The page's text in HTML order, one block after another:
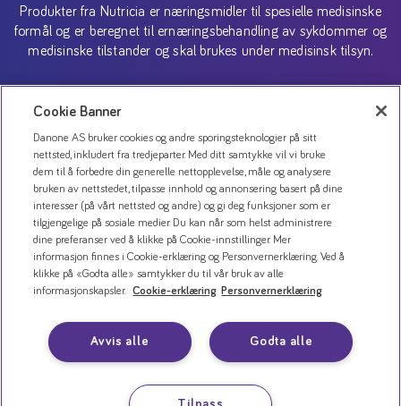
Produkter fra Nutricia er næringsmidler til spesielle medisinske
formål og er beregnet til ernæringsbehandling av sykdommer og
medisinske tilstander og skal brukes under medisinsk tilsyn.
Copyright (C) 2026 Danone AS
Kontakt oss
Bruk av informasjonskapsler
Åpenhetsloven
Cookie Banner
Danone AS bruker cookies og andre sporingsteknologier på sitt
nettsted, inkludert fra tredjeparter. Med ditt samtykke vil vi bruke
dem til å forbedre din generelle nettopplevelse, måle og analysere
bruken av nettstedet, tilpasse innhold og annonsering basert på dine
interesser (på vårt nettsted og andre) og gi deg funksjoner som er
tilgjengelige på sosiale medier. Du kan når som helst administrere
dine preferanser ved å klikke på Cookie-innstillinger. Mer
informasjon finnes i Cookie-erklæring og Personvernerklæring. Ved å
klikke på «Godta alle» samtykker du til vår bruk av alle
informasjonskapsler.
Cookie-erklæring Personvernerklæring
Godta alle
Avvis alle